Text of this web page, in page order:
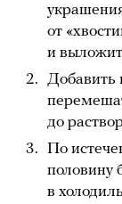
от
и
Добавить
до
По
половину
в